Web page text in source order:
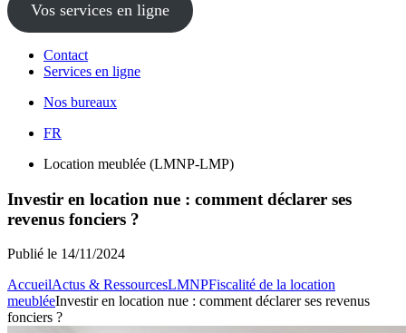
Vos services en ligne
Contact
Services en ligne
Nos bureaux
FR
Location meublée (LMNP-LMP)
Investir en location nue : comment déclarer ses
revenus fonciers ?
Publié le 14/11/2024
AccueilActus & RessourcesLMNPFiscalité de la location
meubléeInvestir en location nue : comment déclarer ses revenus
fonciers ?